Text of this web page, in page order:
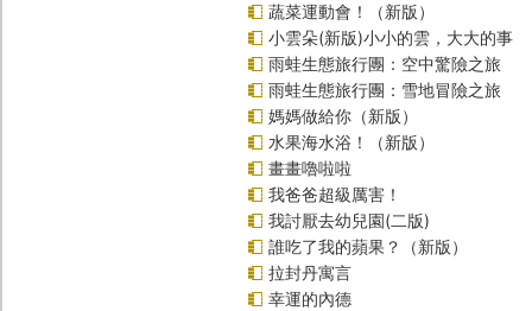
蔬菜運動會！（新版）
小雲朵(新版)小小的雲，大大的事
雨蛙生態旅行團：空中驚險之旅
雨蛙生態旅行團：雪地冒險之旅
媽媽做給你（新版）
水果海水浴！（新版）
畫畫嚕啦啦
我爸爸超級厲害！
我討厭去幼兒園(二版)
誰吃了我的蘋果？（新版）
拉封丹寓言
幸運的內德